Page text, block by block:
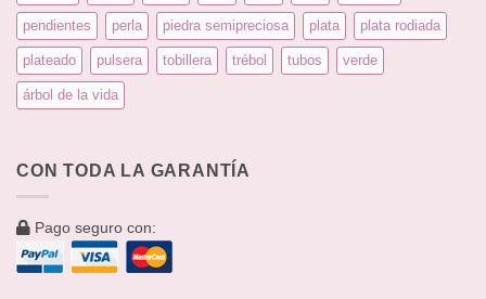
pendientes perla piedra semipreciosa plata plata rodiada
plateado pulsera tobillera trébol tubos verde
árbol de la vida
CON TODA LA GARANTÍA
Pago seguro con: